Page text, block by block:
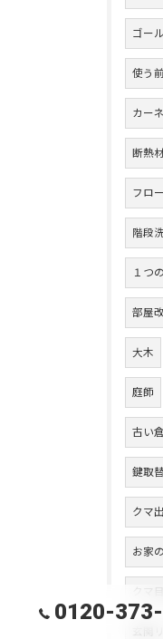
ゴー
使う
カー
断熱
フロ
階段
１つ
部屋
大木
庭師
古い
鍵取
クマ
お家
0120-